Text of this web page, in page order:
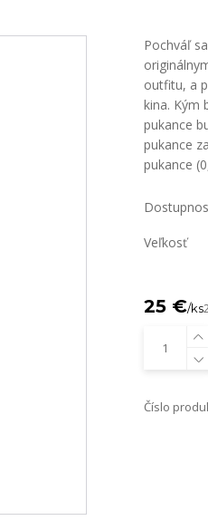
Pochváľ
outfitu, a
kina. Kým
pukance
pukance
pukance
Veľkosť
25 €/ks
Číslo